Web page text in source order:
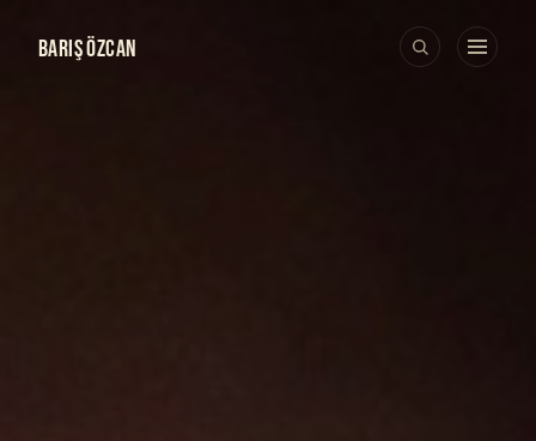
BARIŞ ÖZCAN